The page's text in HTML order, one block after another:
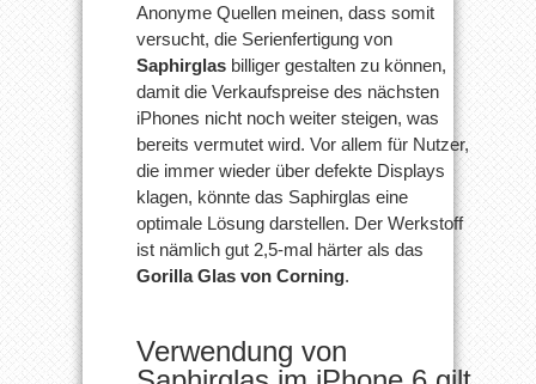
Anonyme Quellen meinen, dass somit
versucht, die Serienfertigung von
Saphirglas billiger gestalten zu können,
damit die Verkaufspreise des nächsten
iPhones nicht noch weiter steigen, was
bereits vermutet wird. Vor allem für Nutzer,
die immer wieder über defekte Displays
klagen, könnte das Saphirglas eine
optimale Lösung darstellen. Der Werkstoff
ist nämlich gut 2,5-mal härter als das
Gorilla Glas von Corning.
Verwendung von